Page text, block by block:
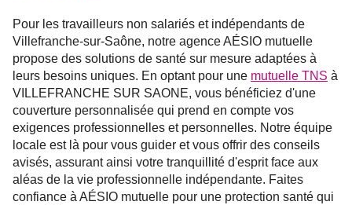
Pour les travailleurs non salariés et indépendants de
Villefranche-sur-Saône, notre agence AÉSIO mutuelle
propose des solutions de santé sur mesure adaptées à
leurs besoins uniques. En optant pour une mutuelle TNS à
VILLEFRANCHE SUR SAONE, vous bénéficiez d'une
couverture personnalisée qui prend en compte vos
exigences professionnelles et personnelles. Notre équipe
locale est là pour vous guider et vous offrir des conseils
avisés, assurant ainsi votre tranquillité d'esprit face aux
aléas de la vie professionnelle indépendante. Faites
confiance à AÉSIO mutuelle pour une protection santé qui